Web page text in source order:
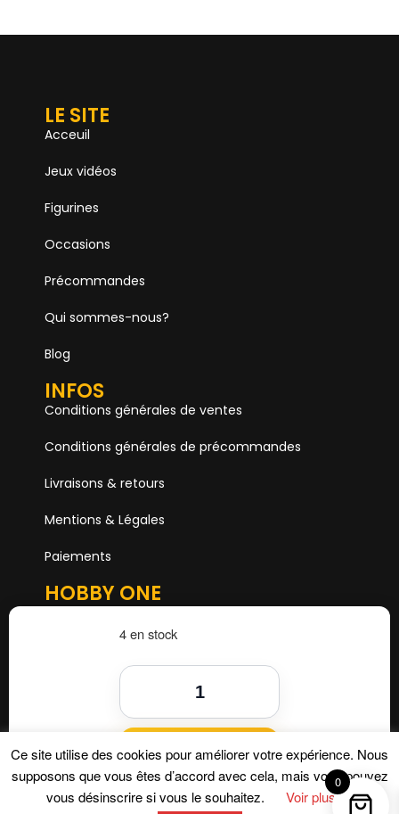
4 en stock
Ajouter au panier
LE SITE
Acceuil
Jeux vidéos
Figurines
Occasions
Précommandes
Qui sommes-nous?
Blog
INFOS
Conditions générales de ventes
Conditions générales de précommandes
Livraisons & retours
Mentions & Légales
Paiements
HOBBY ONE
Mail. hobby1shop@gmail.com
Tél. 01 402 11 402
NOUS SUIVRE
Ce site utilise des cookies pour améliorer votre expérience. Nous
supposons que vous êtes d’accord avec cela, mais vous pouvez
vous désinscrire si vous le souhaitez.
Voir plus
0